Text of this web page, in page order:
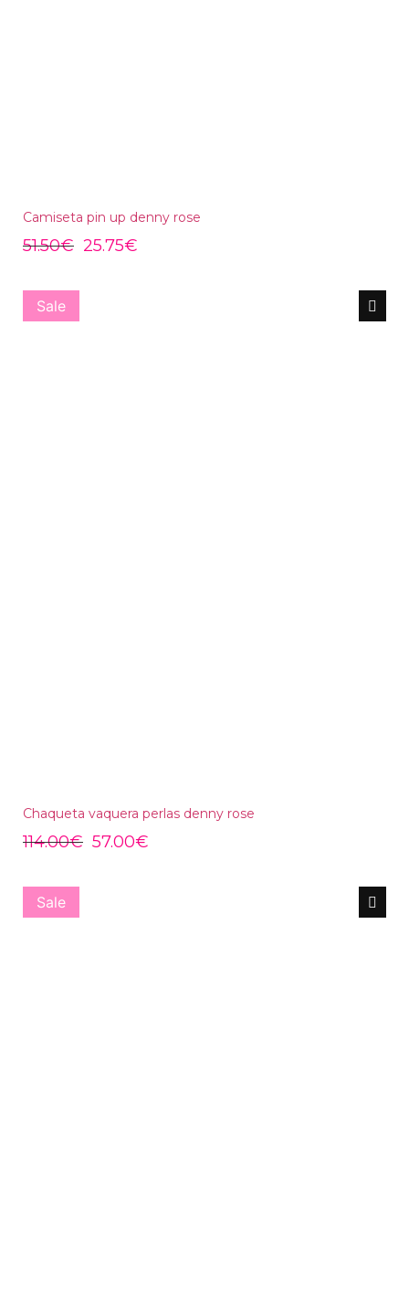
Camiseta pin up denny rose
51.50€ 25.75€
Sale
Chaqueta vaquera perlas denny rose
114.00€ 57.00€
Sale